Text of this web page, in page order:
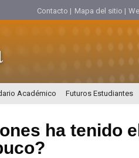
Contacto | Mapa del sitio |
Académico Futuros Estudiantes
ha tenido